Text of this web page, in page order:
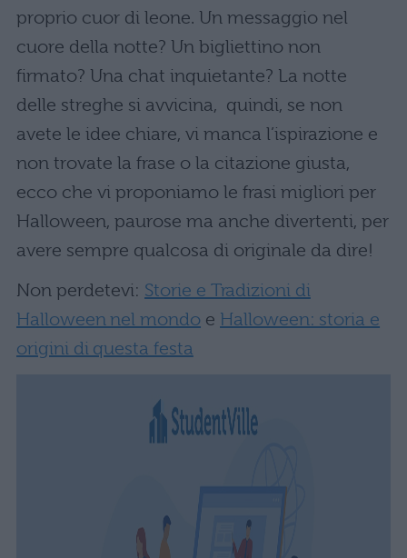
proprio cuor di leone. Un messaggio nel
cuore della notte? Un bigliettino non
firmato? Una chat inquietante? La notte
delle streghe si avvicina, quindi, se non
avete le idee chiare, vi manca l’ispirazione e
non trovate la frase o la citazione giusta,
ecco che vi proponiamo le frasi migliori per
Halloween, paurose ma anche divertenti, per
avere sempre qualcosa di originale da dire!
Non perdetevi: Storie e Tradizioni di
Halloween nel mondo e Halloween: storia e
origini di questa festa